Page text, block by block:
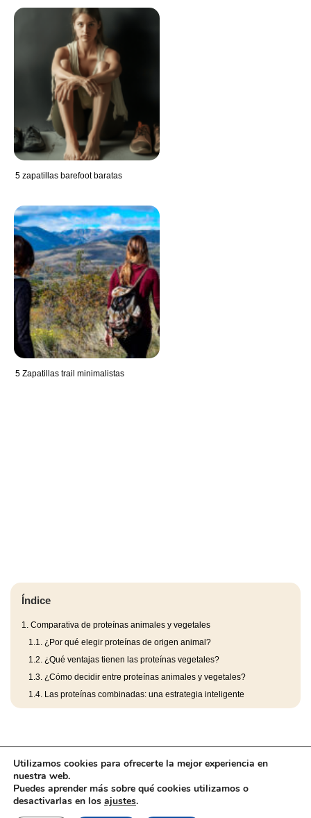
5 zapatillas barefoot baratas
5 Zapatillas trail minimalistas
Índice
1. Comparativa de proteínas animales y vegetales
1.1. ¿Por qué elegir proteínas de origen animal?
1.2. ¿Qué ventajas tienen las proteínas vegetales?
1.3. ¿Cómo decidir entre proteínas animales y vegetales?
1.4. Las proteínas combinadas: una estrategia inteligente
Utilizamos cookies para ofrecerte la mejor experiencia en
nuestra web.
Puedes aprender más sobre qué cookies utilizamos o
desactivarlas en los ajustes.